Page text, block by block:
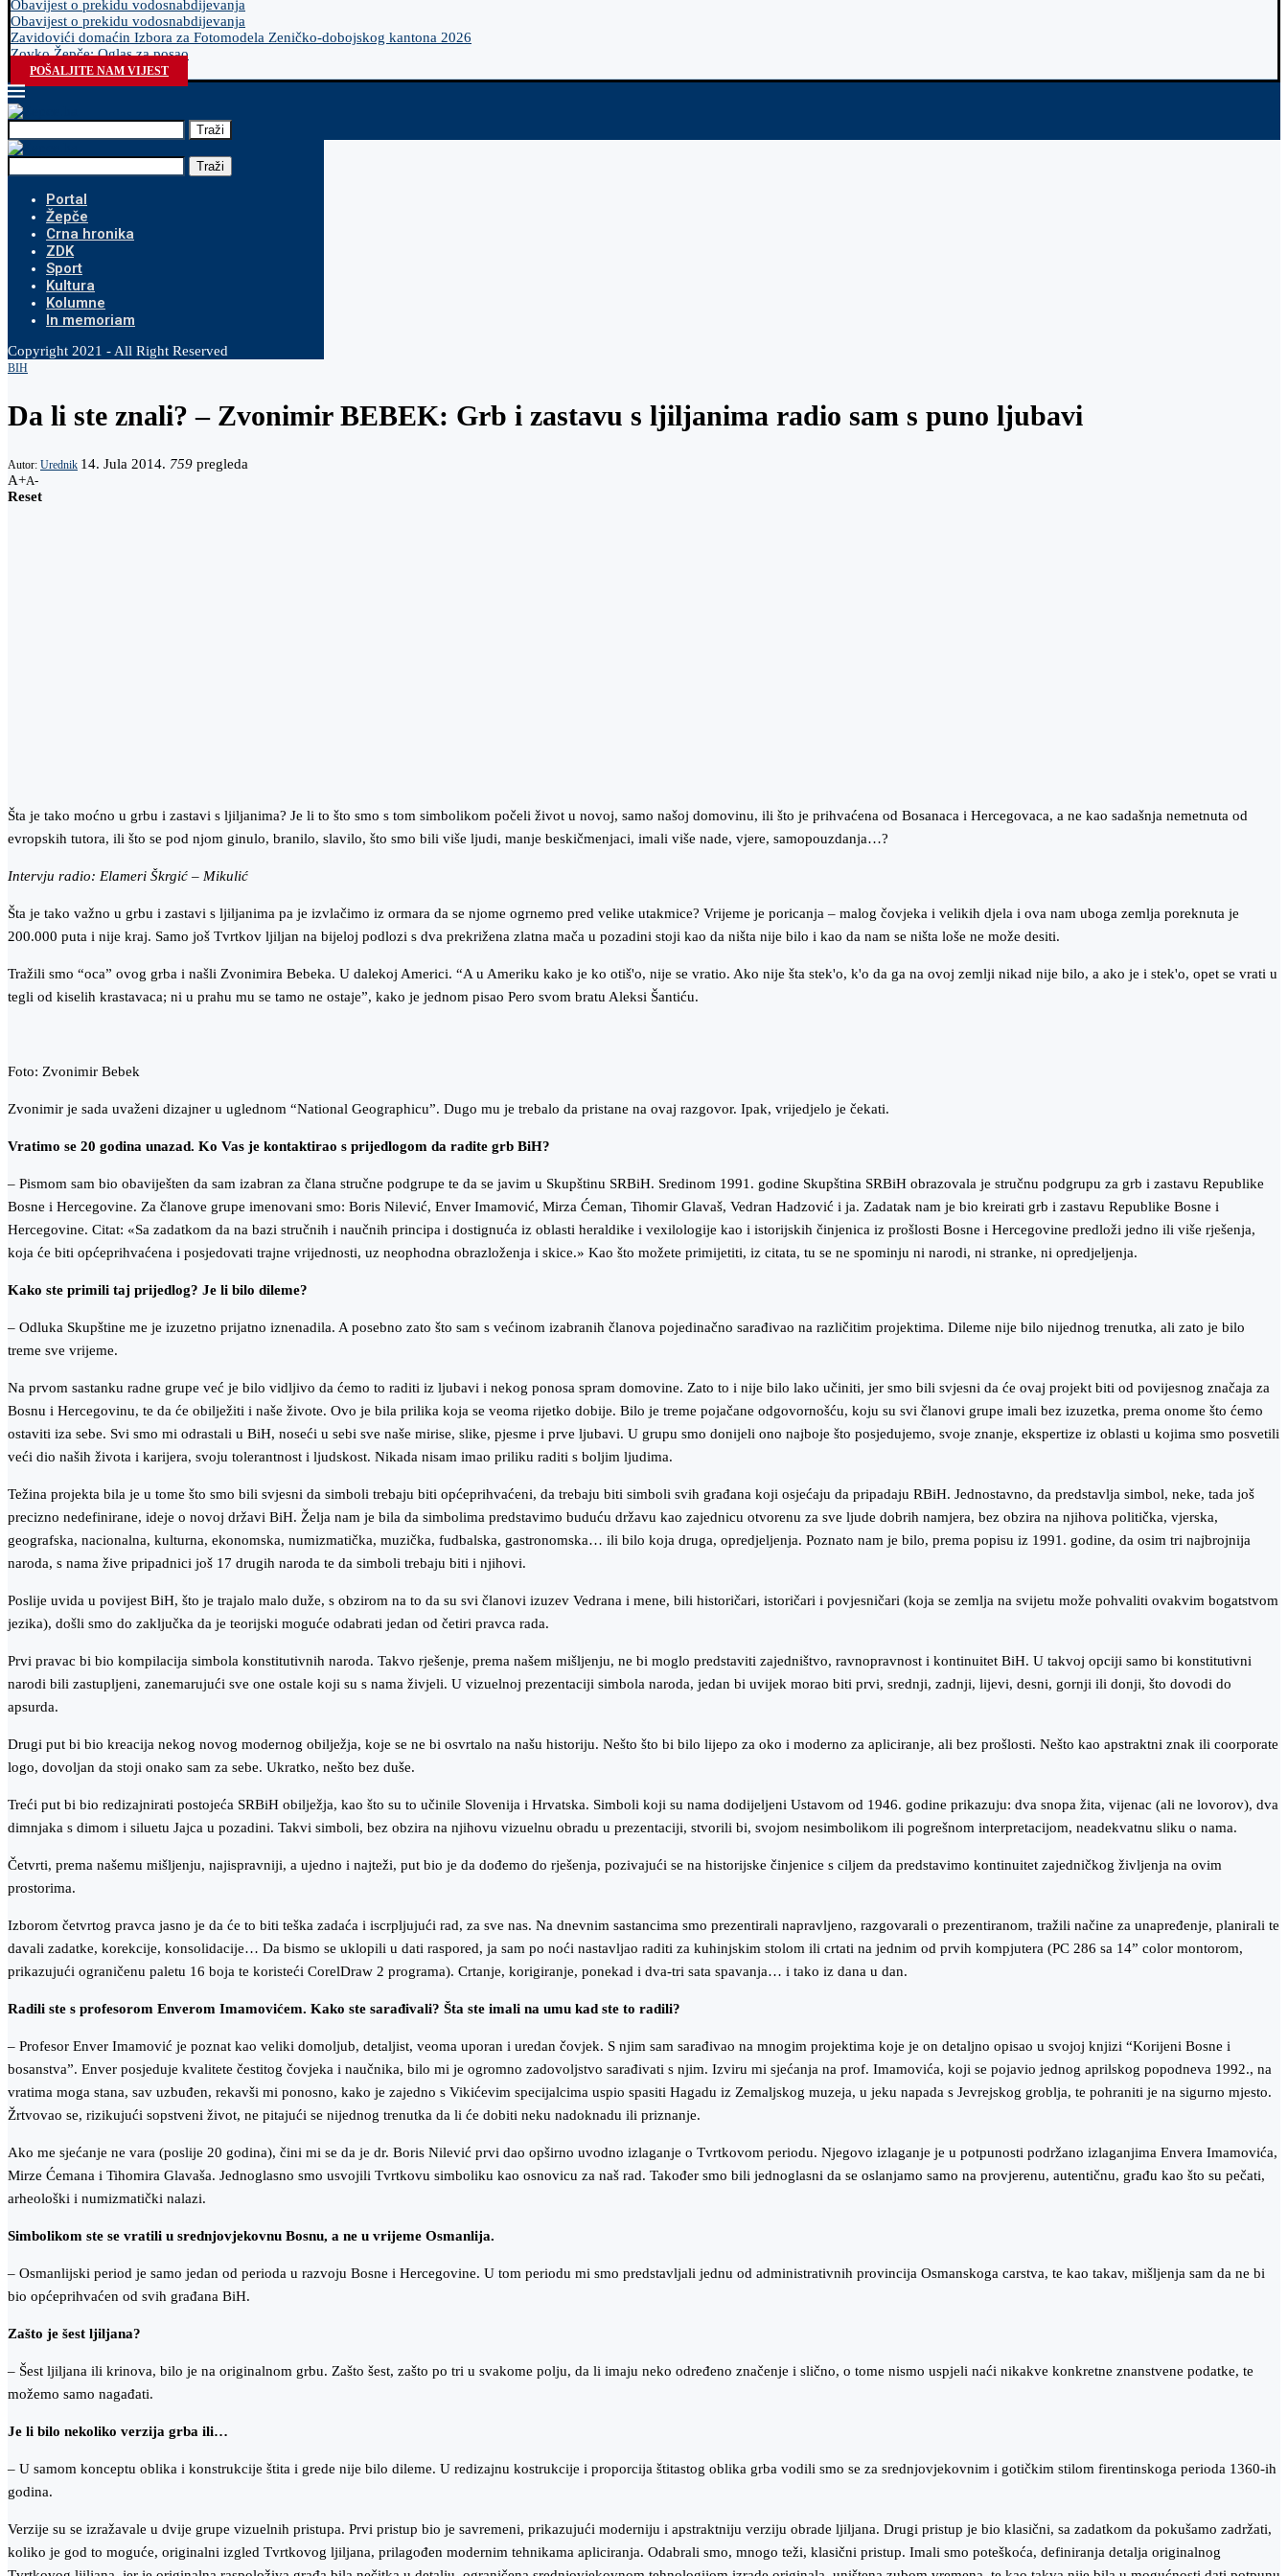
Obavijest o prekidu vodosnabdijevanja
Obavijest o prekidu vodosnabdijevanja
Zavidovići domaćin Izbora za Fotomodela Zeničko-dobojskog kantona 2026
Zovko Žepče: Oglas za posao
POŠALJITE NAM VIJEST
Traži
Traži
Portal
Žepče
Crna hronika
ZDK
Sport
Kultura
Kolumne
In memoriam
Copyright 2021 - All Right Reserved
BIH
Da li ste znali? – Zvonimir BEBEK: Grb i zastavu s ljiljanima radio sam s puno ljubavi
Autor: Urednik 14. Jula 2014. 759 pregleda
A+A-
Reset
Šta je tako moćno u grbu i zastavi s ljiljanima? Je li to što smo s tom simbolikom počeli život u novoj, samo našoj domovinu, ili što je prihvaćena od Bosanaca i Hercegovaca, a ne kao sadašnja nemetnuta od
evropskih tutora, ili što se pod njom ginulo, branilo, slavilo, što smo bili više ljudi, manje beskičmenjaci, imali više nade, vjere, samopouzdanja…?
Intervju radio: Elameri Škrgić – Mikulić
Šta je tako važno u grbu i zastavi s ljiljanima pa je izvlačimo iz ormara da se njome ogrnemo pred velike utakmice? Vrijeme je poricanja – malog čovjeka i velikih djela i ova nam uboga zemlja poreknuta je
200.000 puta i nije kraj. Samo još Tvrtkov ljiljan na bijeloj podlozi s dva prekrižena zlatna mača u pozadini stoji kao da ništa nije bilo i kao da nam se ništa loše ne može desiti.
Tražili smo “oca” ovog grba i našli Zvonimira Bebeka. U dalekoj Americi. “A u Ameriku kako je ko otiš'o, nije se vratio. Ako nije šta stek'o, k'o da ga na ovoj zemlji nikad nije bilo, a ako je i stek'o, opet se vrati u
tegli od kiselih krastavaca; ni u prahu mu se tamo ne ostaje”, kako je jednom pisao Pero svom bratu Aleksi Šantiću.
Foto: Zvonimir Bebek
Zvonimir je sada uvaženi dizajner u uglednom “National Geographicu”. Dugo mu je trebalo da pristane na ovaj razgovor. Ipak, vrijedjelo je čekati.
Vratimo se 20 godina unazad. Ko Vas je kontaktirao s prijedlogom da radite grb BiH?
– Pismom sam bio obaviješten da sam izabran za člana stručne podgrupe te da se javim u Skupštinu SRBiH. Sredinom 1991. godine Skupština SRBiH obrazovala je stručnu podgrupu za grb i zastavu Republike
Bosne i Hercegovine. Za članove grupe imenovani smo: Boris Nilević, Enver Imamović, Mirza Ćeman, Tihomir Glavaš, Vedran Hadzović i ja. Zadatak nam je bio kreirati grb i zastavu Republike Bosne i
Hercegovine. Citat: «Sa zadatkom da na bazi stručnih i naučnih principa i dostignuća iz oblasti heraldike i vexilologije kao i istorijskih činjenica iz prošlosti Bosne i Hercegovine predloži jedno ili više rješenja,
koja će biti općeprihvaćena i posjedovati trajne vrijednosti, uz neophodna obrazloženja i skice.» Kao što možete primijetiti, iz citata, tu se ne spominju ni narodi, ni stranke, ni opredjeljenja.
Kako ste primili taj prijedlog? Je li bilo dileme?
– Odluka Skupštine me je izuzetno prijatno iznenadila. A posebno zato što sam s većinom izabranih članova pojedinačno sarađivao na različitim projektima. Dileme nije bilo nijednog trenutka, ali zato je bilo
treme sve vrijeme.
Na prvom sastanku radne grupe već je bilo vidljivo da ćemo to raditi iz ljubavi i nekog ponosa spram domovine. Zato to i nije bilo lako učiniti, jer smo bili svjesni da će ovaj projekt biti od povijesnog značaja za
Bosnu i Hercegovinu, te da će obilježiti i naše živote. Ovo je bila prilika koja se veoma rijetko dobije. Bilo je treme pojačane odgovornošću, koju su svi članovi grupe imali bez izuzetka, prema onome što ćemo
ostaviti iza sebe. Svi smo mi odrastali u BiH, noseći u sebi sve naše mirise, slike, pjesme i prve ljubavi. U grupu smo donijeli ono najboje što posjedujemo, svoje znanje, ekspertize iz oblasti u kojima smo posvetili
veći dio naših života i karijera, svoju tolerantnost i ljudskost. Nikada nisam imao priliku raditi s boljim ljudima.
Težina projekta bila je u tome što smo bili svjesni da simboli trebaju biti općeprihvaćeni, da trebaju biti simboli svih građana koji osjećaju da pripadaju RBiH. Jednostavno, da predstavlja simbol, neke, tada još
precizno nedefinirane, ideje o novoj državi BiH. Želja nam je bila da simbolima predstavimo buduću državu kao zajednicu otvorenu za sve ljude dobrih namjera, bez obzira na njihova politička, vjerska,
geografska, nacionalna, kulturna, ekonomska, numizmatička, muzička, fudbalska, gastronomska… ili bilo koja druga, opredjeljenja. Poznato nam je bilo, prema popisu iz 1991. godine, da osim tri najbrojnija
naroda, s nama žive pripadnici još 17 drugih naroda te da simboli trebaju biti i njihovi.
Poslije uvida u povijest BiH, što je trajalo malo duže, s obzirom na to da su svi članovi izuzev Vedrana i mene, bili historičari, istoričari i povjesničari (koja se zemlja na svijetu može pohvaliti ovakvim bogatstvom
jezika), došli smo do zaključka da je teorijski moguće odabrati jedan od četiri pravca rada.
Prvi pravac bi bio kompilacija simbola konstitutivnih naroda. Takvo rješenje, prema našem mišljenju, ne bi moglo predstaviti zajedništvo, ravnopravnost i kontinuitet BiH. U takvoj opciji samo bi konstitutivni
narodi bili zastupljeni, zanemarujući sve one ostale koji su s nama živjeli. U vizuelnoj prezentaciji simbola naroda, jedan bi uvijek morao biti prvi, srednji, zadnji, lijevi, desni, gornji ili donji, što dovodi do
apsurda.
Drugi put bi bio kreacija nekog novog modernog obilježja, koje se ne bi osvrtalo na našu historiju. Nešto što bi bilo lijepo za oko i moderno za apliciranje, ali bez prošlosti. Nešto kao apstraktni znak ili coorporate
logo, dovoljan da stoji onako sam za sebe. Ukratko, nešto bez duše.
Treći put bi bio redizajnirati postojeća SRBiH obilježja, kao što su to učinile Slovenija i Hrvatska. Simboli koji su nama dodijeljeni Ustavom od 1946. godine prikazuju: dva snopa žita, vijenac (ali ne lovorov), dva
dimnjaka s dimom i siluetu Jajca u pozadini. Takvi simboli, bez obzira na njihovu vizuelnu obradu u prezentaciji, stvorili bi, svojom nesimbolikom ili pogrešnom interpretacijom, neadekvatnu sliku o nama.
Četvrti, prema našemu mišljenju, najispravniji, a ujedno i najteži, put bio je da dođemo do rješenja, pozivajući se na historijske činjenice s ciljem da predstavimo kontinuitet zajedničkog življenja na ovim
prostorima.
Izborom četvrtog pravca jasno je da će to biti teška zadaća i iscrpljujući rad, za sve nas. Na dnevnim sastancima smo prezentirali napravljeno, razgovarali o prezentiranom, tražili načine za unapređenje, planirali te
davali zadatke, korekcije, konsolidacije… Da bismo se uklopili u dati raspored, ja sam po noći nastavljao raditi za kuhinjskim stolom ili crtati na jednim od prvih kompjutera (PC 286 sa 14” color montorom,
prikazujući ograničenu paletu 16 boja te koristeći CorelDraw 2 programa). Crtanje, korigiranje, ponekad i dva-tri sata spavanja… i tako iz dana u dan.
Radili ste s profesorom Enverom Imamovićem. Kako ste sarađivali? Šta ste imali na umu kad ste to radili?
– Profesor Enver Imamović je poznat kao veliki domoljub, detaljist, veoma uporan i uredan čovjek. S njim sam sarađivao na mnogim projektima koje je on detaljno opisao u svojoj knjizi “Korijeni Bosne i
bosanstva”. Enver posjeduje kvalitete čestitog čovjeka i naučnika, bilo mi je ogromno zadovoljstvo sarađivati s njim. Izviru mi sjećanja na prof. Imamovića, koji se pojavio jednog aprilskog popodneva 1992., na
vratima moga stana, sav uzbuđen, rekavši mi ponosno, kako je zajedno s Vikićevim specijalcima uspio spasiti Hagadu iz Zemaljskog muzeja, u jeku napada s Jevrejskog groblja, te pohraniti je na sigurno mjesto.
Žrtvovao se, rizikujući sopstveni život, ne pitajući se nijednog trenutka da li će dobiti neku nadoknadu ili priznanje.
Ako me sjećanje ne vara (poslije 20 godina), čini mi se da je dr. Boris Nilević prvi dao opširno uvodno izlaganje o Tvrtkovom periodu. Njegovo izlaganje je u potpunosti podržano izlaganjima Envera Imamovića,
Mirze Ćemana i Tihomira Glavaša. Jednoglasno smo usvojili Tvrtkovu simboliku kao osnovicu za naš rad. Također smo bili jednoglasni da se oslanjamo samo na provjerenu, autentičnu, građu kao što su pečati,
arheološki i numizmatički nalazi.
Simbolikom ste se vratili u srednjovjekovnu Bosnu, a ne u vrijeme Osmanlija.
– Osmanlijski period je samo jedan od perioda u razvoju Bosne i Hercegovine. U tom periodu mi smo predstavljali jednu od administrativnih provincija Osmanskoga carstva, te kao takav, mišljenja sam da ne bi
bio općeprihvaćen od svih građana BiH.
Zašto je šest ljiljana?
– Šest ljiljana ili krinova, bilo je na originalnom grbu. Zašto šest, zašto po tri u svakome polju, da li imaju neko određeno značenje i slično, o tome nismo uspjeli naći nikakve konkretne znanstvene podatke, te
možemo samo nagađati.
Je li bilo nekoliko verzija grba ili…
– U samom konceptu oblika i konstrukcije štita i grede nije bilo dileme. U redizajnu kostrukcije i proporcija štitastog oblika grba vodili smo se za srednjovjekovnim i gotičkim stilom firentinskoga perioda 1360-ih
godina.
Verzije su se izražavale u dvije grupe vizuelnih pristupa. Prvi pristup bio je savremeni, prikazujući moderniju i apstraktniju verziju obrade ljiljana. Drugi pristup je bio klasični, sa zadatkom da pokušamo zadržati,
koliko je god to moguće, originalni izgled Tvrtkovog ljiljana, prilagođen modernim tehnikama apliciranja. Odabrali smo, mnogo teži, klasični pristup. Imali smo poteškoća, definiranja detalja originalnog